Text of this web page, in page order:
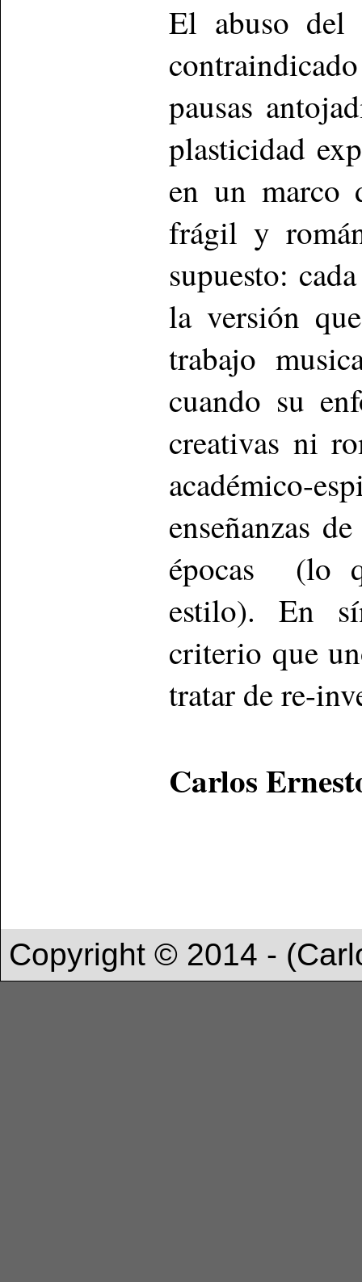
El abuso del
pausas
plasticidad
en un marco
frágil y
supuesto:
la versión
trabajo
cuando su
creativas ni
académico-
enseñanzas
épocas (lo
estilo). En
criterio que
tratar de re-
Carlos
Copyright © 2014 -